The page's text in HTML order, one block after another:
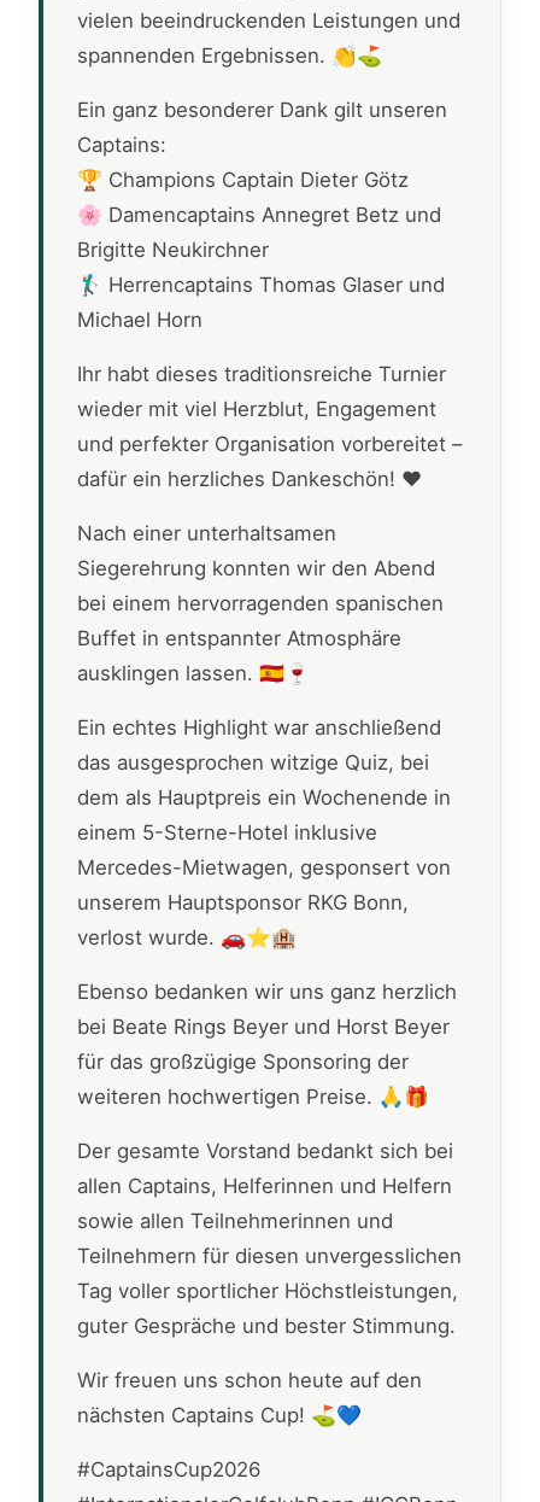
vielen beeindruckenden Leistungen und
spannenden Ergebnissen. 👏⛳
Ein ganz besonderer Dank gilt unseren
Captains:
🏆 Champions Captain Dieter Götz
🌸 Damencaptains Annegret Betz und
Brigitte Neukirchner
🏌️‍♂️ Herrencaptains Thomas Glaser und
Michael Horn
Ihr habt dieses traditionsreiche Turnier
wieder mit viel Herzblut, Engagement
und perfekter Organisation vorbereitet –
dafür ein herzliches Dankeschön! ❤️
Nach einer unterhaltsamen
Siegerehrung konnten wir den Abend
bei einem hervorragenden spanischen
Buffet in entspannter Atmosphäre
ausklingen lassen. 🇪🇸🍷
Ein echtes Highlight war anschließend
das ausgesprochen witzige Quiz, bei
dem als Hauptpreis ein Wochenende in
einem 5-Sterne-Hotel inklusive
Mercedes-Mietwagen, gesponsert von
unserem Hauptsponsor RKG Bonn,
verlost wurde. 🚗⭐🏨
Ebenso bedanken wir uns ganz herzlich
bei Beate Rings Beyer und Horst Beyer
für das großzügige Sponsoring der
weiteren hochwertigen Preise. 🙏🎁
Der gesamte Vorstand bedankt sich bei
allen Captains, Helferinnen und Helfern
sowie allen Teilnehmerinnen und
Teilnehmern für diesen unvergesslichen
Tag voller sportlicher Höchstleistungen,
guter Gespräche und bester Stimmung.
Wir freuen uns schon heute auf den
nächsten Captains Cup! ⛳💙
#CaptainsCup2026